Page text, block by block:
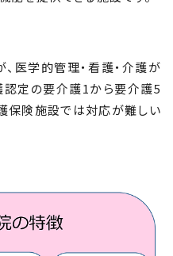
医学的管理・看護・介護が
認定の要介護1から要介護5
保険施設では対応が難しい